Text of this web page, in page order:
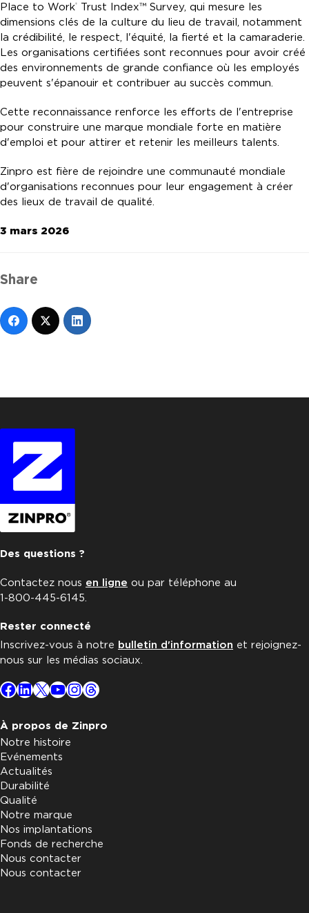
Place to Work®
Trust Index™ Survey, qui mesure les
dimensions clés de la culture du lieu de travail, notamment
la crédibilité, le respect, l'équité, la fierté et la camaraderie.
Les organisations certifiées sont reconnues pour avoir créé
des environnements de grande confiance où les employés
peuvent s'épanouir et contribuer au succès commun.
Cette reconnaissance renforce les efforts de l'entreprise
pour construire une marque mondiale forte en matière
d'emploi et pour attirer et retenir les meilleurs talents.
Zinpro est fière de rejoindre une communauté mondiale
d'organisations reconnues pour leur engagement à créer
des lieux de travail de qualité.
3 mars 2026
Share
Des questions ?
Contactez nous en ligne ou par téléphone au
1-800-445-6145.
Rester connecté
Inscrivez-vous à notre bulletin d'information et rejoignez-
nous sur les médias sociaux.
Facebook
LinkedIn
X YouTube
Instagram
Threads
À propos de Zinpro
Notre histoire
Evénements
Actualités
Durabilité
Qualité
Notre marque
Nos implantations
Fonds de recherche
Nous contacter
Nous contacter